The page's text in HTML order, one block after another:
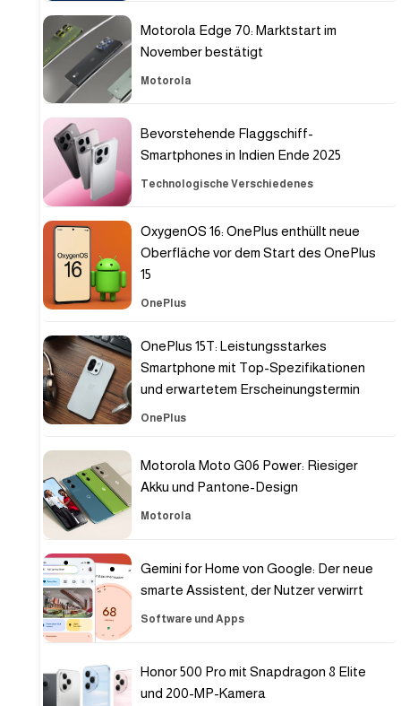
Motorola Edge 70: Marktstart im
November bestätigt
Motorola
Bevorstehende Flaggschiff-
Smartphones in Indien Ende 2025
Technologische Verschiedenes
OxygenOS 16: OnePlus enthüllt neue
Oberfläche vor dem Start des OnePlus
15
OnePlus
OnePlus 15T: Leistungsstarkes
Smartphone mit Top-Spezifikationen
und erwartetem Erscheinungstermin
OnePlus
Motorola Moto G06 Power: Riesiger
Akku und Pantone-Design
Motorola
Gemini for Home von Google: Der neue
smarte Assistent, der Nutzer verwirrt
Software und Apps
Honor 500 Pro mit Snapdragon 8 Elite
und 200-MP-Kamera